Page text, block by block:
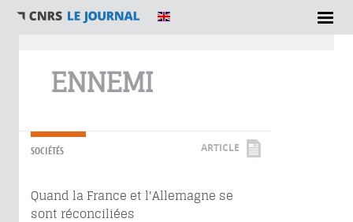
ENNEMI
SOCIÉTÉS ARTICLE
Quand la France et l'Allemagne se
sont réconciliées